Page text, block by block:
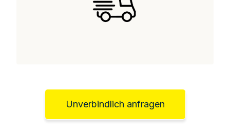
Unverbindlich anfragen